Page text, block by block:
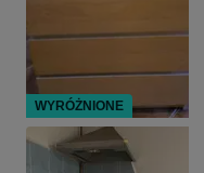
WYRÓŻNIONE